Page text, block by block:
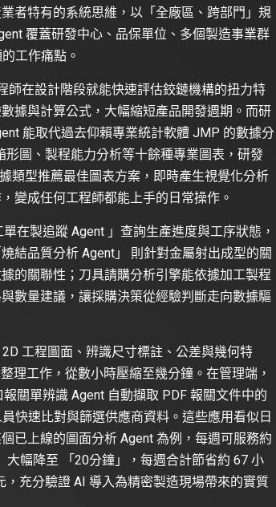
者特有的系統思維，以「全廠區、跨部門」規
覆蓋研發中心、品保單位、多個製造事業群
工作痛點。
師在設計階段就能快速評估鉸鏈機構的扭力特
據與計算公式，大幅縮短產品開發週期。而研
能取代過去仰賴專業統計軟體 JMP 的數據分
圖、製程能力分析等十餘種專業圖表，研發
類型推薦最佳圖表方案，即時產生視覺化分析
變成任何工程師都能上手的日常操作。
在製追蹤 Agent 」查詢生產進度與工序狀態，
結品質分析 Agent」 則針對金屬射出成型的關
的關聯性；刀具請購分析引擎能依據加工製程
數量建議，讓採購決策從經驗判斷走向數據驅
工程圖面、辨識尺寸標註、公差與幾何特
理工作，從數小時壓縮至幾分鐘。在管理端，
關單辨識 Agent 自動擷取 PDF 報關文件中的
快速比對與篩選供應商資料。這些應用看似日
已上線的圖面分析 Agent 為例，每週可服務約
幅降至 「20分鐘」，每週合計節省約 67 小
，充分驗證 AI 導入為精密製造現場帶來的實質